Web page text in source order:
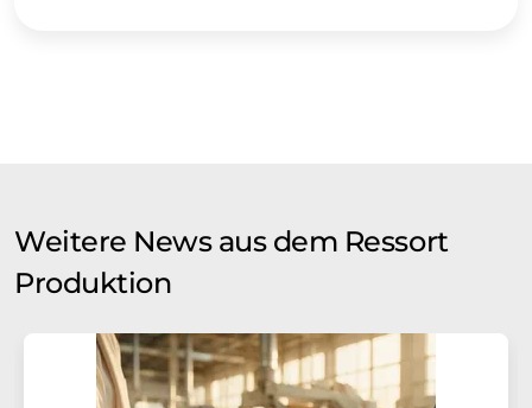
Weitere News aus dem Ressort
Produktion